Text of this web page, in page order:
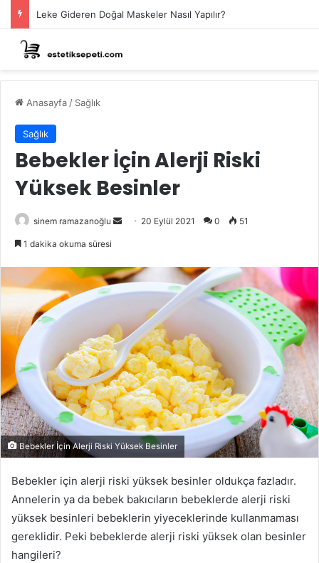
Leke Gideren Doğal Maskeler Nasıl Yapılır?
Anasayfa / Sağlık
Sağlık
Bebekler İçin Alerji Riski
Yüksek Besinler
sinem ramazanoğlu
Bir
göndermek
20 Eylül 2021 0 51
1 dakika okuma süresi
Bebekler İçin Alerji Riski Yüksek Besinler
Bebekler için alerji riski yüksek besinler oldukça fazladır.
Annelerin ya da bebek bakıcıların bebeklerde alerji riski
yüksek besinleri bebeklerin yiyeceklerinde kullanmaması
gereklidir. Peki bebeklerde alerji riski yüksek olan besinler
hangileri?